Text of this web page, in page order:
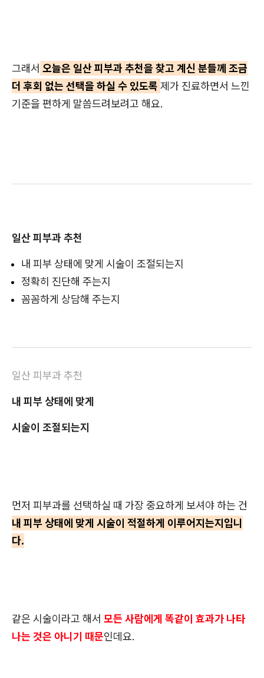
그래서 오늘은 일산 피부과 추천을 찾고 계신 분들께 조금
더 후회 없는 선택을 하실 수 있도록 제가 진료하면서 느낀
기준을 편하게 말씀드려보려고 해요.
일산 피부과 추천
내 피부 상태에 맞게 시술이 조절되는지
정확히 진단해 주는지
꼼꼼하게 상담해 주는지
일산 피부과 추천
내 피부 상태에 맞게
시술이 조절되는지
먼저 피부과를 선택하실 때 가장 중요하게 보셔야 하는 건
내 피부 상태에 맞게 시술이 적절하게 이루어지는지입니
다.
같은 시술이라고 해서 모든 사람에게 똑같이 효과가 나타
나는 것은 아니기 때문인데요.